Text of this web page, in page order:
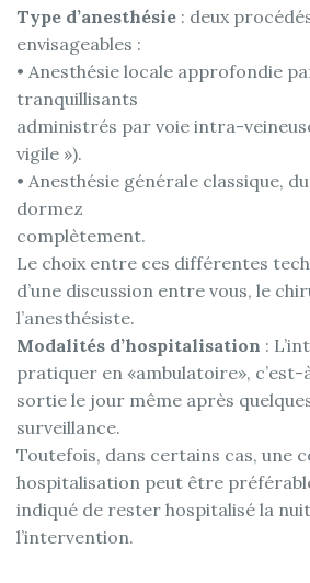
Type d’anesthésie : deux
envisageables :
• Anesthésie locale approfondie
tranquillisants
administrés par voie intra-
vigile »).
• Anesthésie générale classique,
dormez
complètement.
Le choix entre ces différentes
d’une discussion entre vous, le
l’anesthésiste.
Modalités d’hospitalisation :
pratiquer en «ambulatoire»,
sortie le jour même après
surveillance.
Toutefois, dans certains cas, une
hospitalisation peut être
indiqué de rester hospitalisé la
l’intervention.